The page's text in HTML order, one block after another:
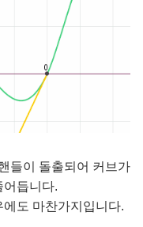
들이 돌출되어 커브가
어듭니다.
도 마찬가지입니다.